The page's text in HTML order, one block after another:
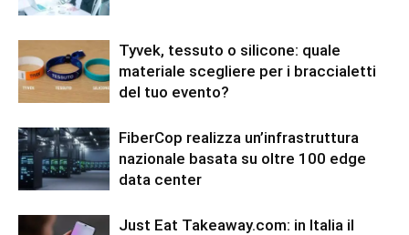
Tyvek, tessuto o silicone: quale
materiale scegliere per i braccialetti
del tuo evento?
FiberCop realizza un’infrastruttura
nazionale basata su oltre 100 edge
data center
Just Eat Takeaway.com: in Italia il